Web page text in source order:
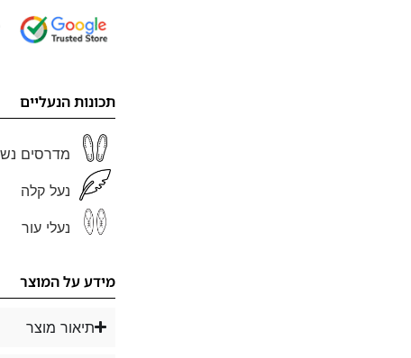
תכונות הנעליים
מדרסים
נעל קלה
נעלי עור
מידע על המוצר
תיאור מוצר